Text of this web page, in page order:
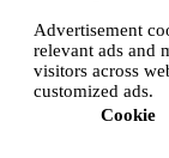
Advertisement
relevant ads and
visitors across
customized ads.
Cookie